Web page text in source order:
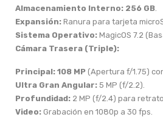
Almacenamiento Interno: 256 GB
Expansión: Ranura para tarjeta
Sistema Operativo: MagicOS 7.2
Cámara Trasera (Triple):
Principal: 108 MP (Apertura f/1.75)
Ultra Gran Angular: 5 MP (f/2.2).
Profundidad: 2 MP (f/2.4) para
Video: Grabación en 1080p a 30 fps.